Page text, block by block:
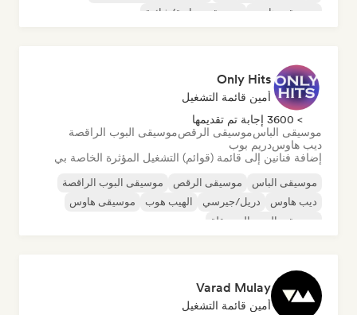
موسيقى هاوس
موسيقى تجارية/شائعة
Only Hits
أمين قائمة التشغيل
> 3600 إجابة تم تقديمها
موسيقى الباسموسيقى الرقصموسيقى البوب الراقصة
ديب هاوسدريم بوب
إضافة فنانين إلى قائمة (قوائم) التشغيل المؤثرة الخاصة بي
موسيقى الباس موسيقى الرقص
موسيقى البوب الراقصة
ديب هاوس
دريل/جيرسي الهيب هوب
موسيقى هاوس
موسيقى البوب المستقلة
Varad Mulay
أمين قائمة التشغيل